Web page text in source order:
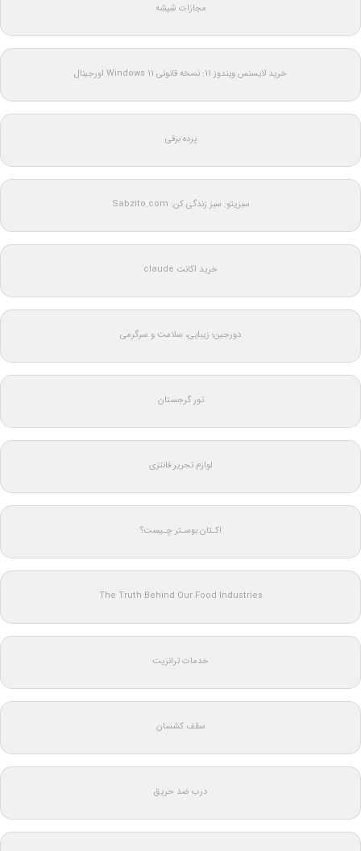
مجازات شیشه
خرید لایسنس ویندوز 11: نسخه قانونی Windows 11 اورجینال
پرده برقی
سبزیتو: سبز زندگی کن: Sabzito.com
خرید اکانت claude
دورجین؛ زیبایی، سلامت و سرگرمی
تور گرجستان
لوازم تحریر فانتزی
اکـتان بوسـتر چـیست؟
The Truth Behind Our Food Industries
خدمات ترانزیت
سقف کشسان
درب ضد حریق